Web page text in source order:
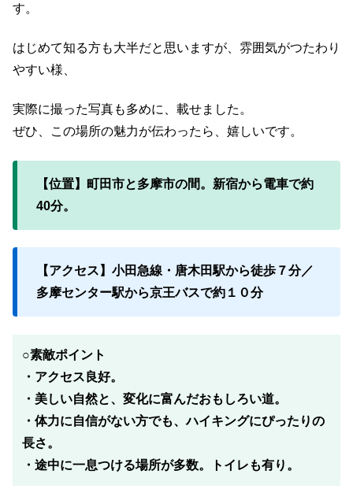
す。
はじめて知る方も大半だと思いますが、雰囲気がつたわり
やすい様、
実際に撮った写真も多めに、載せました。
ぜひ、この場所の魅力が伝わったら、嬉しいです。
【位置】町田市と多摩市の間。新宿から電車で約
40分。
【アクセス】小田急線・唐木田駅から徒歩７分／
多摩センター駅から京王バスで約１０分
○素敵ポイント
・アクセス良好。
・美しい自然と、変化に富んだおもしろい道。
・体力に自信がない方でも、ハイキングにぴったりの
長さ。
・途中に一息つける場所が多数。トイレも有り。